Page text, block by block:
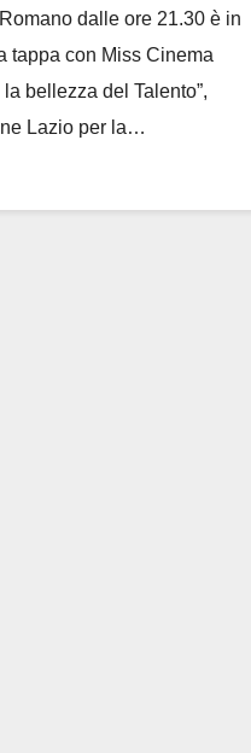
dalle ore 21.30 è in
tappa con Miss Cinema
bellezza del Talento”,
Lazio per la…